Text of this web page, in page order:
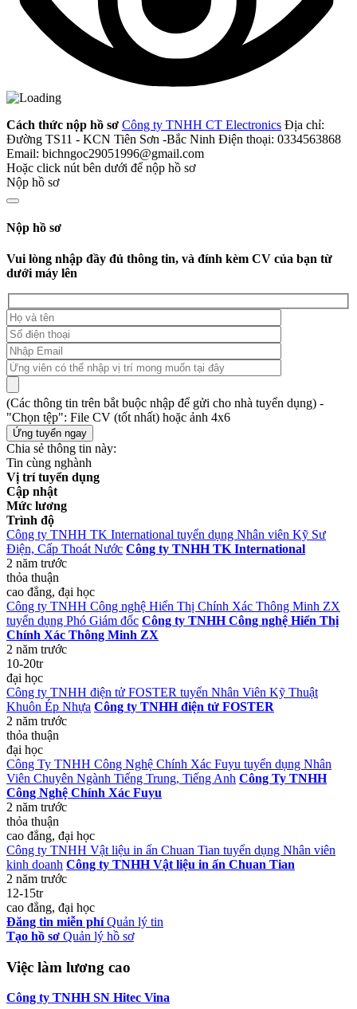
Cách thức nộp hồ sơ Công ty TNHH CT Electronics Địa chỉ:
Đường TS11 - KCN Tiên Sơn -Bắc Ninh Điện thoại: 0334563868
Email: bichngoc29051996@gmail.com
Hoặc click nút bên dưới để nộp hồ sơ
Nộp hồ sơ
Nộp hồ sơ
Vui lòng nhập đầy đủ thông tin, và đính kèm CV của bạn từ
dưới máy lên
(Các thông tin trên bắt buộc nhập để gửi cho nhà tuyển dụng) -
"Chọn tệp": File CV (tốt nhất) hoặc ảnh 4x6
Chia sẻ thông tin này:
Tin cùng nghành
Vị trí tuyển dụng
Cập nhật
Mức lương
Trình độ
Công ty TNHH TK International tuyển dụng Nhân viên Kỹ Sư
Điện, Cấp Thoát Nước Công ty TNHH TK International
2 năm trước
thỏa thuận
cao đẳng, đại học
Công ty TNHH Công nghệ Hiển Thị Chính Xác Thông Minh ZX
tuyển dụng Phó Giám đốc Công ty TNHH Công nghệ Hiển Thị
Chính Xác Thông Minh ZX
2 năm trước
10-20tr
đại học
Công ty TNHH điện tử FOSTER tuyển Nhân Viên Kỹ Thuật
Khuôn Ép Nhựa Công ty TNHH điện tử FOSTER
2 năm trước
thỏa thuận
đại học
Công Ty TNHH Công Nghệ Chính Xác Fuyu tuyển dụng Nhân
Viên Chuyên Ngành Tiếng Trung, Tiếng Anh Công Ty TNHH
Công Nghệ Chính Xác Fuyu
2 năm trước
thỏa thuận
cao đẳng, đại học
Công ty TNHH Vật liệu in ấn Chuan Tian tuyển dụng Nhân viên
kinh doanh Công ty TNHH Vật liệu in ấn Chuan Tian
2 năm trước
12-15tr
cao đẳng, đại học
Đăng tin miễn phí Quản lý tin
Tạo hồ sơ Quản lý hồ sơ
Việc làm lương cao
Công ty TNHH SN Hitec Vina